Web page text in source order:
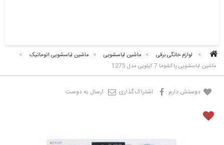
> لوازم خانگی برقی > ماشین لباسشویی > ماشین لباسشویی اتوماتیک
>
ماشین لباسشویی پاکشوما 7 کیلویی مدل 1275
دوستش دارم اشتراک گذاری ارسال به دوست